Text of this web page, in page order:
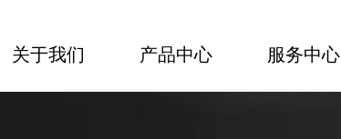
关于我们 产品中心 服务中心